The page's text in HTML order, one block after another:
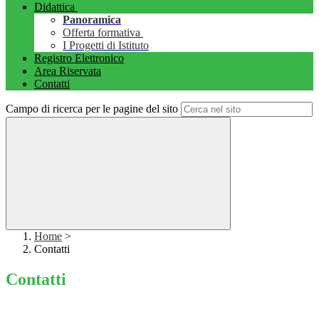
Didattica
Panoramica
Offerta formativa
I Progetti di Istituto
Registro Elettronico
Area Riservata
Contatti
Campo di ricerca per le pagine del sito
Home >
Contatti
Contatti